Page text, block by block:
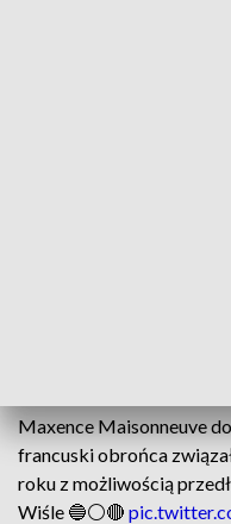
Maxence Maisonneuve
francuski obrońca
roku z możliwością
Wiśle 🔵⚪️🔴